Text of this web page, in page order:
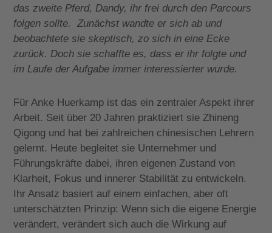
das zweite Pferd, Dandy, ihr frei durch den Parcours
folgen sollte. Zunächst wandte er sich ab und
beobachtete sie skeptisch, zo sich in eine Ecke
zurück. Doch sie schaffte es, dass er ihr folgte und
im Laufe der Aufgabe immer interessierter wurde.
Für Anke Huerkamp ist das ein zentraler Aspekt ihrer
Arbeit. Seit über 20 Jahren praktiziert sie Zhineng
Qigong und hat bei zahlreichen chinesischen Lehrern
gelernt. Heute begleitet sie Unternehmer und
Führungskräfte dabei, ihren eigenen Zustand von
Klarheit, Fokus und innerer Stabilität zu entwickeln.
Ihr Ansatz basiert auf einem einfachen, aber oft
unterschätzten Prinzip: Wenn sich die eigene Energie
verändert, verändert sich auch die Wirkung auf